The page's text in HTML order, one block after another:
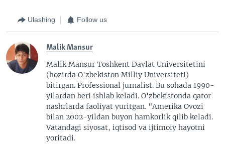
Ulashing Follow us
Malik Mansur
Malik Mansur Toshkent Davlat Universitetini
(hozirda O'zbekiston Milliy Universiteti)
bitirgan. Professional jurnalist. Bu sohada 1990-
yilardan beri ishlab keladi. O'zbekistonda qator
nashrlarda faoliyat yuritgan. "Amerika Ovozi
bilan 2002-yildan buyon hamkorlik qilib keladi.
Vatandagi siyosat, iqtisod va ijtimoiy hayotni
yoritadi.